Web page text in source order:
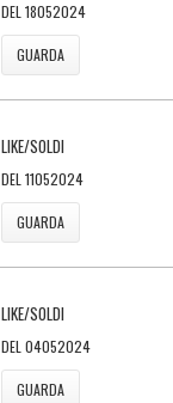
DEL 18052024
GUARDA
LIKE/SOLDI
DEL 11052024
GUARDA
LIKE/SOLDI
DEL 04052024
GUARDA